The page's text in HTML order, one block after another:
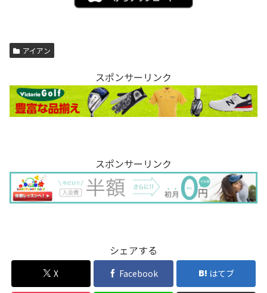
アイアン
スポンサーリンク
スポンサーリンク
シェアする
X Facebook はてブ